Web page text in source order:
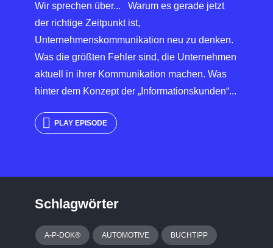
Wir sprechen über... Warum es gerade jetzt
der richtige Zeitpunkt ist,
Unternehmenskommunikation neu zu denken.
Was die größten Fehler sind, die Unternehmen
aktuell in ihrer Kommunikation machen. Was
hinter dem Konzept der „Informationskunden“...
PLAY EPISODE
Schlagwörter
A-P-DOK® AUTOMOTIVE BUCHTIPP